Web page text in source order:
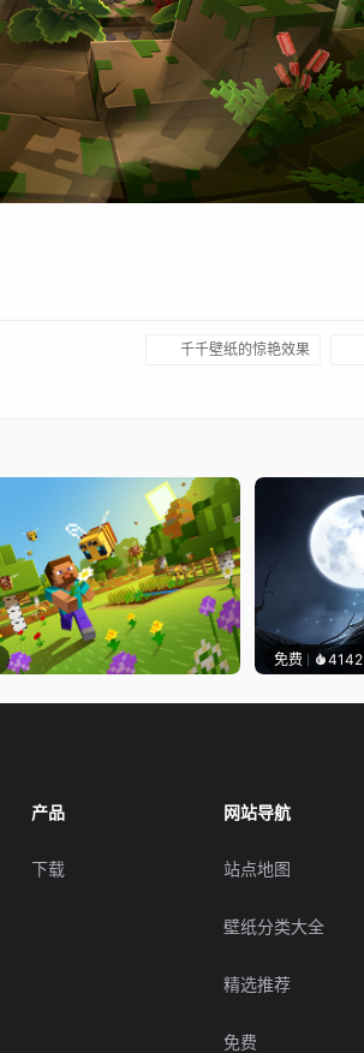
千千壁纸的惊艳效果
免费 4142
产品
下载
网站导航
站点地图
壁纸分类大全
精选推荐
免费